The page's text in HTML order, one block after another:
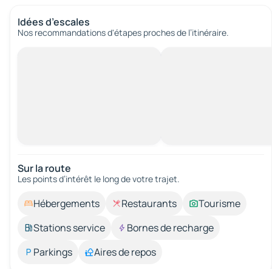
Idées d’escales
Nos recommandations d'étapes proches de l’itinéraire.
Sur la route
Les points d’intérêt le long de votre trajet.
Hébergements Restaurants
Tourisme
Stations service
Bornes de recharge
Parkings
Aires de repos